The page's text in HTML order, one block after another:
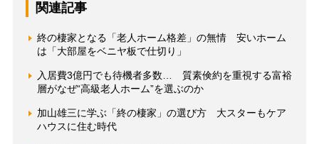
関連記事
終の棲家となる「老人ホーム格差」の無情 安いホーム
は「大部屋をベニヤ板で仕切り」
入居費3億円でも待機者多数… 質素倹約を重視する富裕
層がなぜ“高級老人ホーム”を選ぶのか
加山雄三に学ぶ「終の棲家」の選び方 大スターもケア
ハウスに住む時代